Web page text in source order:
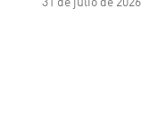
31 de julio de 2026